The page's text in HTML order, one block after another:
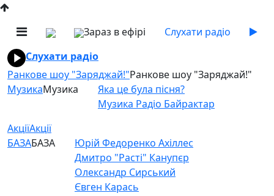
Зараз в ефірі
Слухати радіо
Слухати радіо
Ранкове шоу "Заряджай!"Ранкове шоу "Заряджай!"
МузикаМузика
Яка це була пісня?
Музика Радіо Байрактар
АкціїАкції
БАЗАБАЗА
Юрій Федоренко Ахіллес
Дмитро "Расті" Канупєр
Олександр Сирський
Євген Карась